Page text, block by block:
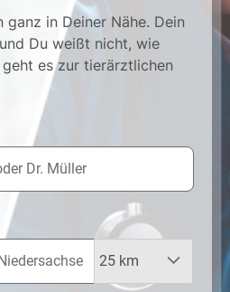
ganz in Deiner Nähe. Dein
Du weißt nicht, wie
geht es zur tierärztlichen